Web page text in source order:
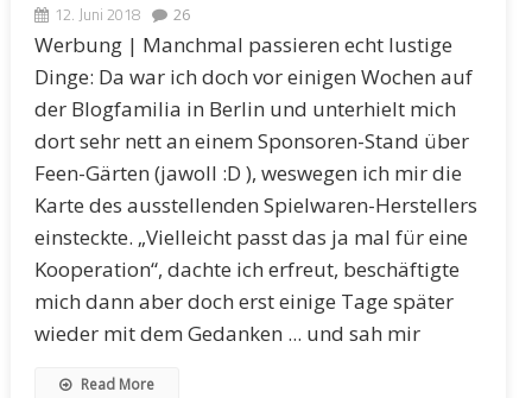
12. Juni 2018 26
Werbung | Manchmal passieren echt lustige
Dinge: Da war ich doch vor einigen Wochen auf
der Blogfamilia in Berlin und unterhielt mich
dort sehr nett an einem Sponsoren-Stand über
Feen-Gärten (jawoll :D ), weswegen ich mir die
Karte des ausstellenden Spielwaren-Herstellers
einsteckte. „Vielleicht passt das ja mal für eine
Kooperation“, dachte ich erfreut, beschäftigte
mich dann aber doch erst einige Tage später
wieder mit dem Gedanken ... und sah mir
Read More